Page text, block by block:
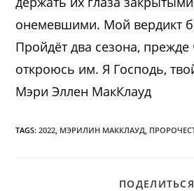
онемевшими. Мой вердикт
Пройдёт два сезона,
откроюсь им. Я Господь,
Мэри Эллен МакКлауд
TAGS:2022 МЭРИЛИН МАККЛАУД
ПОДЕЛИТЬСЯ